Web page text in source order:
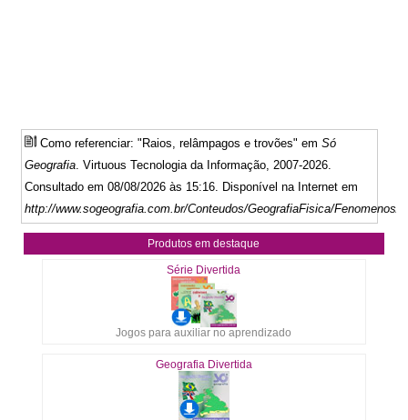
Como referenciar: "Raios, relâmpagos e trovões" emSó
Geografia. Virtuous Tecnologia da Informação, 2007-2026.
Consultado em 08/08/2026 às 15:16. Disponível na Internet em
http://www.sogeografia.com.br/Conteudos/GeografiaFisica/Fenomenos/
Produtos em destaque
Série Divertida
Jogos para auxiliar no aprendizado
Geografia Divertida